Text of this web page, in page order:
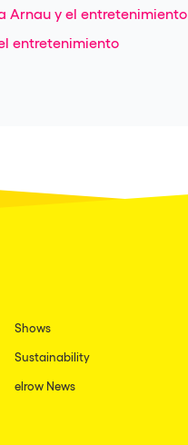
Arnau y el entretenimiento
entretenimiento
Shows
Sustainability
elrow News